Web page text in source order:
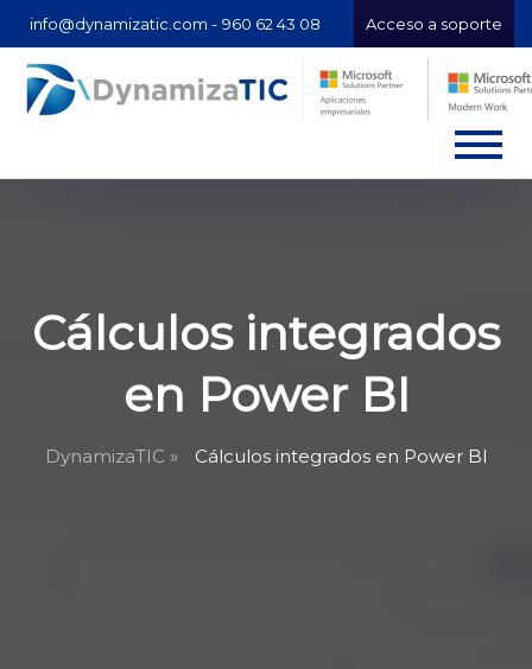
info@dynamizatic.com - 960 62 43 08 Acceso a soporte
Cálculos integrados
en Power BI
DynamizaTIC » Cálculos integrados en Power BI